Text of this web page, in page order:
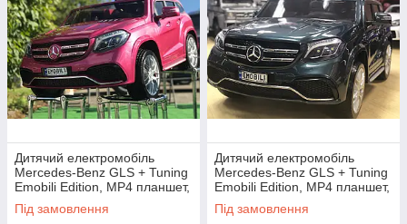
Дитячий електромобіль
Mercedes-Benz GLS + Tuning
Emobili Edition, MP4 планшет,
підсвічування днища,
сигналізація
Під замовлення
Дитячий електромобіль
Mercedes-Benz GLS + Tuning
Emobili Edition, MP4 планшет,
підсвічування днища,
сигналізація
Під замовлення